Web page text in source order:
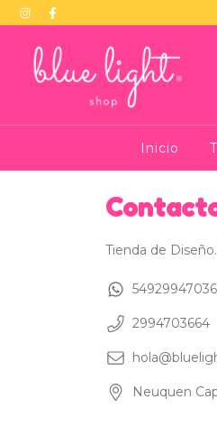
Agenda Blue 2026!
Inicio
Tienda de
2994703664
Neuquen